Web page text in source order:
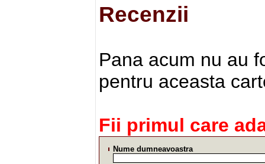
Recenzii
Pana acum nu au
pentru aceasta
Fii primul care
Nume dumneavoastra